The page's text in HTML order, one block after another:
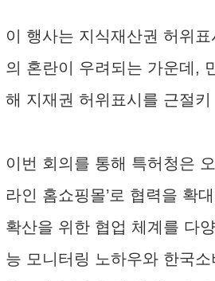
이 행사는 지식재산권 허위
의 혼란이 우려되는 가운데,
해 지재권 허위표시를 근절
이번 회의를 통해 특허청은
라인 홈쇼핑몰’로 협력을 확
확산을 위한 협업 체계를 다
능 모니터링 노하우와 한국소